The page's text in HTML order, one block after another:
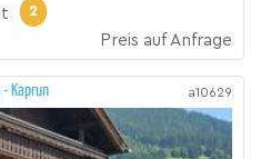
2
Preis auf Anfrage
Kaprun a10629